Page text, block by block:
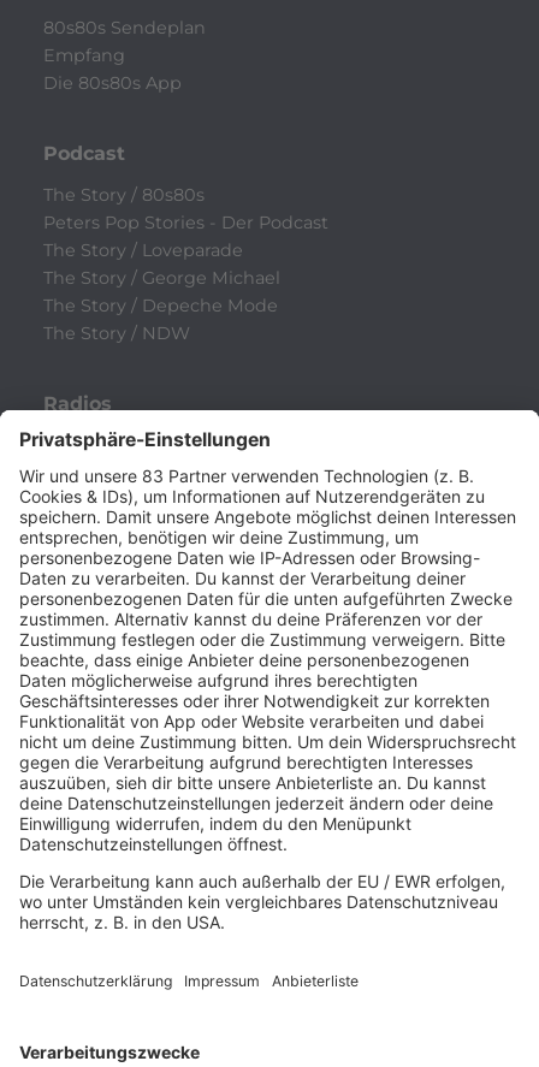
80s80s Sendeplan
Empfang
Die 80s80s App
Podcast
The Story / 80s80s
Peters Pop Stories - Der Podcast
The Story / Loveparade
The Story / George Michael
The Story / Depeche Mode
The Story / NDW
Radios
80s80s
80s80s ALTERNATIVE
80s80s BOWIE
80s80s BREAKDANCE
80s80s DANCE
80s80s DARK WAVE
80s80s DEPECHE MODE
80s80s DEUTSCH
80s80s DINNERPARTY
80s80s EBM
80s80s FREESTYLE
80s80s FUNK & SOUL
80s80s HIPHOP
80s80s IN THE MIX
80s80s ITALO DISCO
80s80s ITALO DISCO IN THE MIX
80s80s JACKSON
80s80s LIVE
80s80s MAXIS
80s80s PARTY